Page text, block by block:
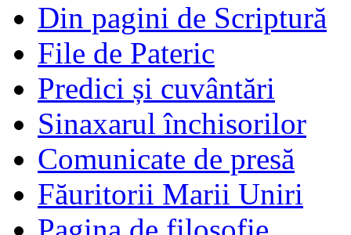
Din pagini de Scriptură
File de Pateric
Predici și cuvântări
Sinaxarul închisorilor
Comunicate de presă
Făuritorii Marii Uniri